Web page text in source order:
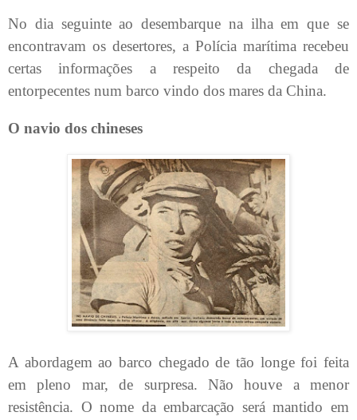
No dia seguinte ao desembarque na ilha em que se
encontravam os desertores, a Polícia marítima recebeu
certas informações a respeito da chegada de
entorpecentes num barco vindo dos mares da China.
O navio dos chineses
A abordagem ao barco chegado de tão longe foi feita
em pleno mar, de surpresa. Não houve a menor
resistência. O nome da embarcação será mantido em